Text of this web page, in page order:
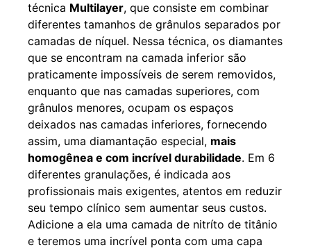
técnica Multilayer, que consiste em combinar
diferentes tamanhos de grânulos separados por
camadas de níquel. Nessa técnica, os diamantes
que se encontram na camada inferior são
praticamente impossíveis de serem removidos,
enquanto que nas camadas superiores, com
grânulos menores, ocupam os espaços
deixados nas camadas inferiores, fornecendo
assim, uma diamantação especial, mais
homogênea e com incrível durabilidade. Em 6
diferentes granulações, é indicada aos
profissionais mais exigentes, atentos em reduzir
seu tempo clínico sem aumentar seus custos.
Adicione a ela uma camada de nitríto de titânio
e teremos uma incrível ponta com uma capa